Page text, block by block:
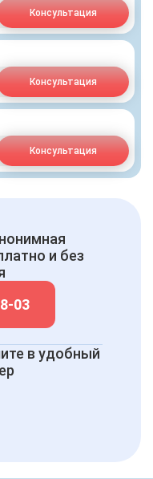
Консультация
Консультация
Консультация
и без
03
в удобный